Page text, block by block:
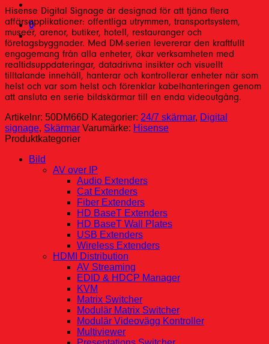
0
Hisense Digital Signage är designad för att tjäna flera
affärsapplikationer: offentliga utrymmen, transportsystem,
museer, arenor, butiker, hotell, restauranger och
företagsbyggnader. Med DM-serien levererar den kraftfullt
engagemang från alla enheter, ökar verksamheten med
realtidsuppdateringar, datadrivna insikter och visuellt
tilltalande innehåll, hanterar och kontrollerar enheter när som
helst och var som helst och förenklar kabelhanteringen genom
att ansluta en serie bildskärmar till en enda videoutgång.
Artikelnr: 50DM66D Kategorier: 24/7 skärmar, Digital
signage, Skärmar Varumärke: Hisense
Produktkategorier
Bild
AV over IP
Audio Extenders
Cat Extenders
Fiber Extenders
HD BaseT Extenders
HD BaseT Wall Plates
USB Extenders
Wireless Extenders
HDMI Distribution
AV Streaming
EDID & HDCP Manager
KVM
Matrix Switcher
Modulär Matrix Switcher
Modulär Videovägg Kontroller
Multiviewer